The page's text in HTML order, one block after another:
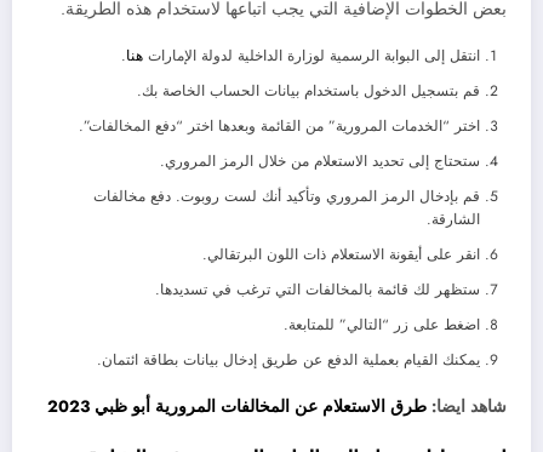
بعض الخطوات الإضافية التي يجب اتباعها لاستخدام هذه الطريقة.
انتقل إلى البوابة الرسمية لوزارة الداخلية لدولة الإمارات هنا.
قم بتسجيل الدخول باستخدام بيانات الحساب الخاصة بك.
اختر “الخدمات المرورية” من القائمة وبعدها اختر “دفع المخالفات”.
ستحتاج إلى تحديد الاستعلام من خلال الرمز المروري.
قم بإدخال الرمز المروري وتأكيد أنك لست روبوت. دفع مخالفات
الشارقة.
انقر على أيقونة الاستعلام ذات اللون البرتقالي.
ستظهر لك قائمة بالمخالفات التي ترغب في تسديدها.
اضغط على زر “التالي” للمتابعة.
يمكنك القيام بعملية الدفع عن طريق إدخال بيانات بطاقة ائتمان.
شاهد ايضا: طرق الاستعلام عن المخالفات المرورية أبو ظبي 2023